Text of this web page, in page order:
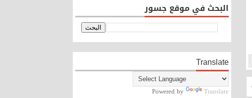
البحث في موقع جسور
Translate
Powered by Translate